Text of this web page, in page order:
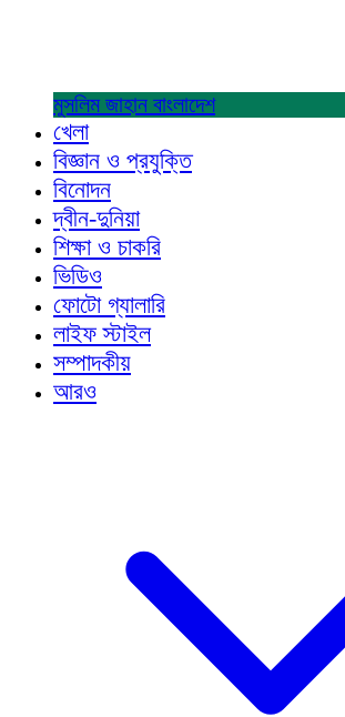
মুসলিম জাহান বাংলাদেশ
খেলা
বিজ্ঞান ও প্রযুক্তি
বিনোদন
দ্বীন-দুনিয়া
শিক্ষা ও চাকরি
ভিডিও
ফোটো গ্যালারি
লাইফ স্টাইল
সম্পাদকীয়
আরও